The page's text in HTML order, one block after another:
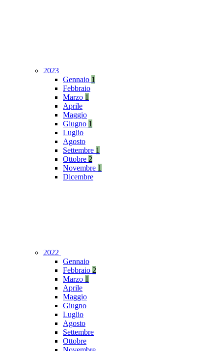
2023
Gennaio 1
Febbraio
Marzo 1
Aprile
Maggio
Giugno 1
Luglio
Agosto
Settembre 1
Ottobre 2
Novembre 1
Dicembre
2022
Gennaio
Febbraio 2
Marzo 1
Aprile
Maggio
Giugno
Luglio
Agosto
Settembre
Ottobre